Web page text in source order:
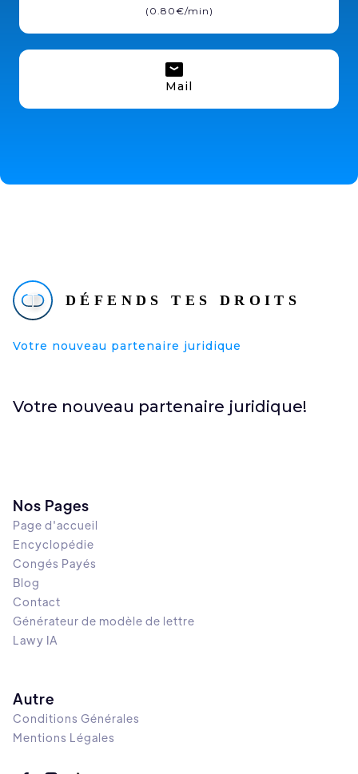
(0.80€/min)
Mail
Votre nouveau partenaire juridique
Votre nouveau partenaire juridique!
Nos Pages
Page d'accueil
Encyclopédie
Congés Payés
Blog
Contact
Générateur de modèle de lettre
Lawy IA
Autre
Conditions Générales
Mentions Légales